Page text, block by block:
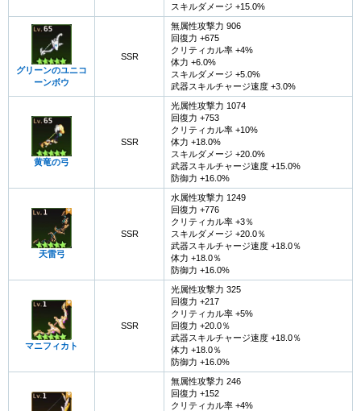
スキルダメージ +15.0%
グリーンのユニコ
ーンボウ
SSR
無属性攻撃力 906
回復力 +675
クリティカル率 +4%
体力 +6.0%
スキルダメージ +5.0%
武器スキルチャージ速度 +3.0%
黄竜の弓
SSR
光属性攻撃力 1074
回復力 +753
クリティカル率 +10%
体力 +18.0%
スキルダメージ +20.0%
武器スキルチャージ速度 +15.0%
防御力 +16.0%
天雷弓
SSR
水属性攻撃力 1249
回復力 +776
クリティカル率 +3％
スキルダメージ +20.0％
武器スキルチャージ速度 +18.0％
体力 +18.0％
防御力 +16.0%
マニフィカト
SSR
光属性攻撃力 325
回復力 +217
クリティカル率 +5%
回復力 +20.0％
武器スキルチャージ速度 +18.0％
体力 +18.0％
防御力 +16.0%
無属性攻撃力 246
回復力 +152
クリティカル率 +4%